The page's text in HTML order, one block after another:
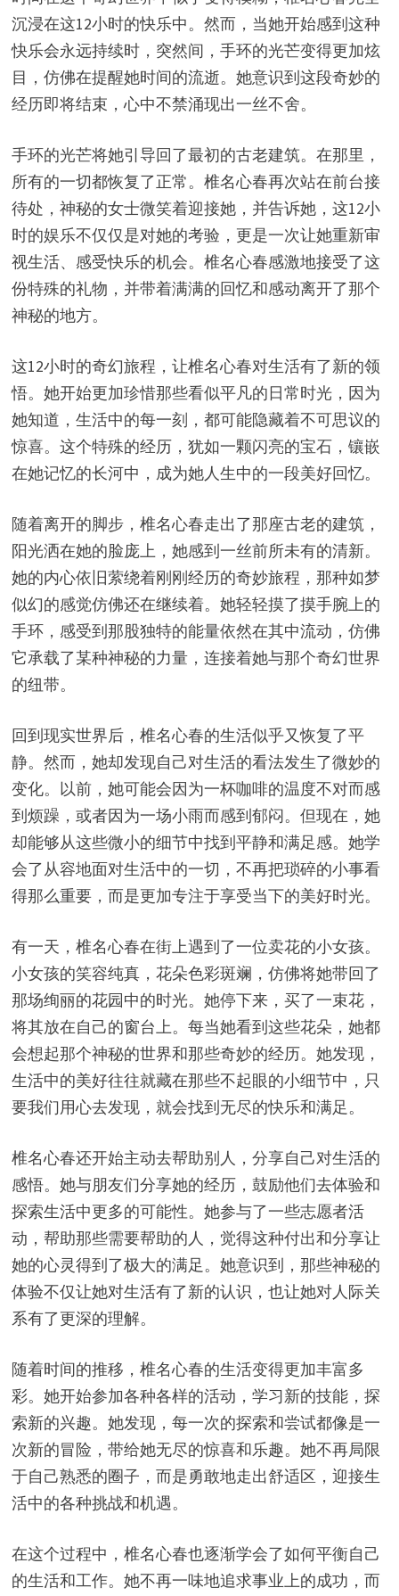
沉浸在这12小时的快乐中。然而，当她开始感到这种
快乐会永远持续时，突然间，手环的光芒变得更加炫
目，仿佛在提醒她时间的流逝。她意识到这段奇妙的
经历即将结束，心中不禁涌现出一丝不舍。
手环的光芒将她引导回了最初的古老建筑。在那里，
所有的一切都恢复了正常。椎名心春再次站在前台接
待处，神秘的女士微笑着迎接她，并告诉她，这12小
时的娱乐不仅仅是对她的考验，更是一次让她重新审
视生活、感受快乐的机会。椎名心春感激地接受了这
份特殊的礼物，并带着满满的回忆和感动离开了那个
神秘的地方。
这12小时的奇幻旅程，让椎名心春对生活有了新的领
悟。她开始更加珍惜那些看似平凡的日常时光，因为
她知道，生活中的每一刻，都可能隐藏着不可思议的
惊喜。这个特殊的经历，犹如一颗闪亮的宝石，镶嵌
在她记忆的长河中，成为她人生中的一段美好回忆。
随着离开的脚步，椎名心春走出了那座古老的建筑，
阳光洒在她的脸庞上，她感到一丝前所未有的清新。
她的内心依旧萦绕着刚刚经历的奇妙旅程，那种如梦
似幻的感觉仿佛还在继续着。她轻轻摸了摸手腕上的
手环，感受到那股独特的能量依然在其中流动，仿佛
它承载了某种神秘的力量，连接着她与那个奇幻世界
的纽带。
回到现实世界后，椎名心春的生活似乎又恢复了平
静。然而，她却发现自己对生活的看法发生了微妙的
变化。以前，她可能会因为一杯咖啡的温度不对而感
到烦躁，或者因为一场小雨而感到郁闷。但现在，她
却能够从这些微小的细节中找到平静和满足感。她学
会了从容地面对生活中的一切，不再把琐碎的小事看
得那么重要，而是更加专注于享受当下的美好时光。
有一天，椎名心春在街上遇到了一位卖花的小女孩。
小女孩的笑容纯真，花朵色彩斑斓，仿佛将她带回了
那场绚丽的花园中的时光。她停下来，买了一束花，
将其放在自己的窗台上。每当她看到这些花朵，她都
会想起那个神秘的世界和那些奇妙的经历。她发现，
生活中的美好往往就藏在那些不起眼的小细节中，只
要我们用心去发现，就会找到无尽的快乐和满足。
椎名心春还开始主动去帮助别人，分享自己对生活的
感悟。她与朋友们分享她的经历，鼓励他们去体验和
探索生活中更多的可能性。她参与了一些志愿者活
动，帮助那些需要帮助的人，觉得这种付出和分享让
她的心灵得到了极大的满足。她意识到，那些神秘的
体验不仅让她对生活有了新的认识，也让她对人际关
系有了更深的理解。
随着时间的推移，椎名心春的生活变得更加丰富多
彩。她开始参加各种各样的活动，学习新的技能，探
索新的兴趣。她发现，每一次的探索和尝试都像是一
次新的冒险，带给她无尽的惊喜和乐趣。她不再局限
于自己熟悉的圈子，而是勇敢地走出舒适区，迎接生
活中的各种挑战和机遇。
在这个过程中，椎名心春也逐渐学会了如何平衡自己
的生活和工作。她不再一味地追求事业上的成功，而